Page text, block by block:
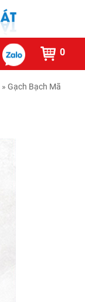
0
» Gạch Bạch Mã